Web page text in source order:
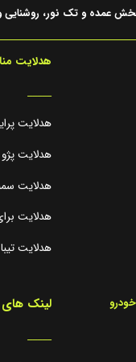
پخش عمده و تک نور، روشنایی
هدلایت
_____
هدلایت
هدلایت
هدلایت
هدلایت برای
هدلایت تیبا
لینک
_____